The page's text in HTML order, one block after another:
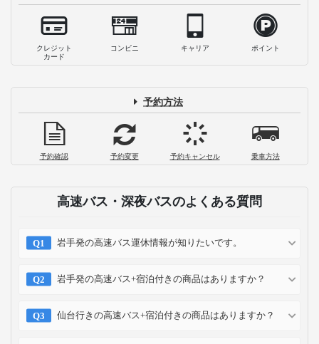
クレジット
カード
コンビニ キャリア ポイント
予約方法
予約確認 予約変更 予約キャンセル 乗車方法
高速バス・深夜バスのよくある質問
岩手発の高速バス運休情報が知りたいです。
岩手発の高速バス+宿泊付きの商品はありますか？
仙台行きの高速バス+宿泊付きの商品はありますか？